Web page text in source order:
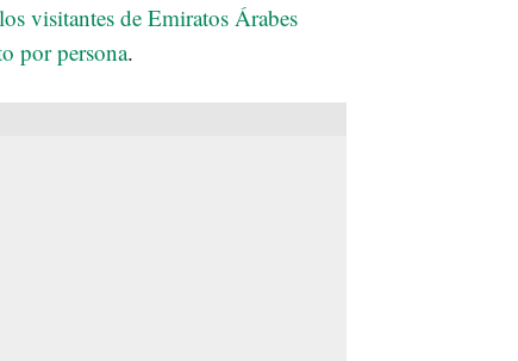
visitantes de Emiratos Árabes
por persona.